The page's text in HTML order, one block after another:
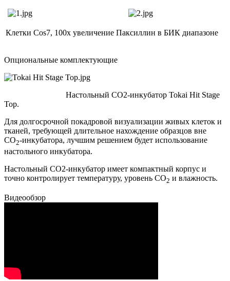
Клетки Cos7, 100x увеличение Паксиллин в БИК диапазоне
Опциональные комплектующие
Настольный CO2-инкубатор Tokai Hit Stage
Top.
Для долгосрочной покадровой визуализации живых клеток и
тканей, требующей длительное нахождение образцов вне
CO2-инкубатора, лучшим решением будет использование
настольного инкубатора.
Настольный CO2-инкубатор имеет компактный корпус и
точно контролирует температуру, уровень CO2 и влажность.
Видеообзор